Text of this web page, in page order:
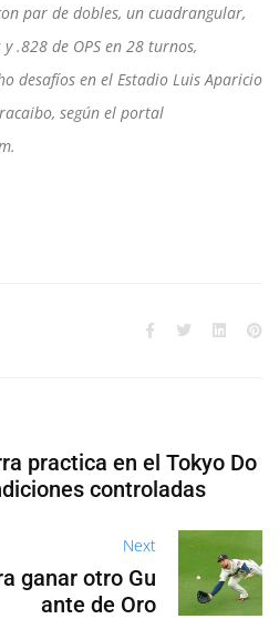
par de dobles, un cuadrangular,
.828 de OPS en 28 turnos,
desafíos en el Estadio Luis Aparicio
según el portal
practica en el Tokyo Do
controladas
Next
ganar otro Gu
ante de Oro